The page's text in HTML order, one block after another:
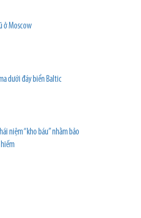
ở Moscow
dưới đáy biển Baltic
niệm “kho báu” nhằm bảo